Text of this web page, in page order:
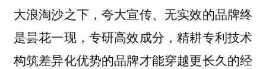
大浪淘沙之下，夸大宣传、无实效的品牌终
是昙花一现，专研高效成分，精耕专利技术
构筑差异化优势的品牌才能穿越更长久的经